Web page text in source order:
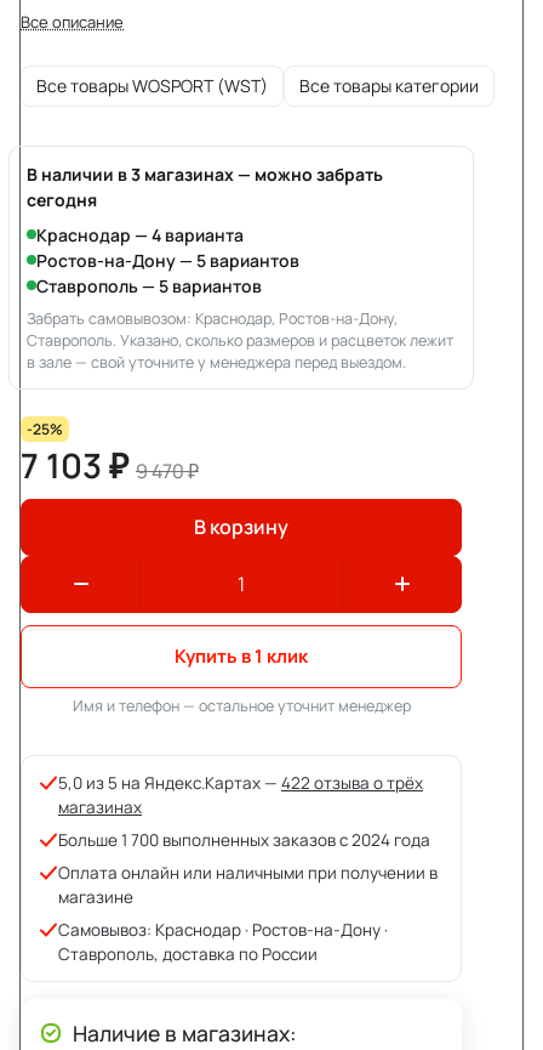
Все описание
Все товары WOSPORT (WST) Все товары категории
В наличии в 3 магазинах — можно забрать
сегодня
Краснодар — 4 варианта
Ростов-на-Дону — 5 вариантов
Ставрополь — 5 вариантов
Забрать самовывозом: Краснодар, Ростов-на-Дону,
Ставрополь. Указано, сколько размеров и расцветок лежит
в зале — свой уточните у менеджера перед выездом.
-25%
7 103 ₽ 9 470 ₽
В корзину
Купить в 1 клик
Имя и телефон — остальное уточнит менеджер
5,0 из 5 на Яндекс.Картах — 422 отзыва о трёх
магазинах
Больше 1 700 выполненных заказов с 2024 года
Оплата онлайн или наличными при получении в
магазине
Самовывоз: Краснодар · Ростов-на-Дону ·
Ставрополь, доставка по России
Наличие в магазинах: